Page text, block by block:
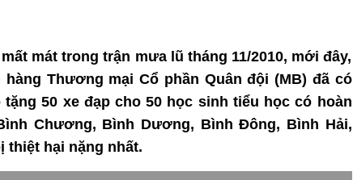
mát trong trận mưa lũ tháng 11/2010, mới đây,
Thương mại Cổ phần Quân đội (MB) đã có
50 xe đạp cho 50 học sinh tiểu học có hoàn
Chương, Bình Dương, Bình Đông, Bình Hải,
thiệt hại nặng nhất.